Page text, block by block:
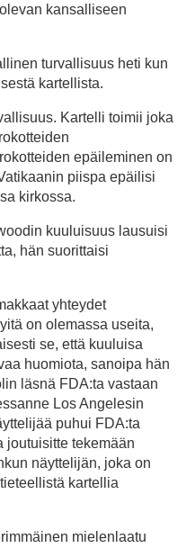
kansalliseen
turvallisuus heti kun
kartellista.
Kartelli toimii joka
epäileminen on
piispa epäilisi
kirkossa.
kuuluisuus lausuisi
hän suorittaisi
yhteydet
on olemassa useita,
se, että kuuluisa
huomiota, sanoipa hän
läsnä FDA:ta vastaan
Los Angelesin
puhui FDA:ta
joutuisitte tekemään
näyttelijän, joka on
kartellia
mielenlaatu